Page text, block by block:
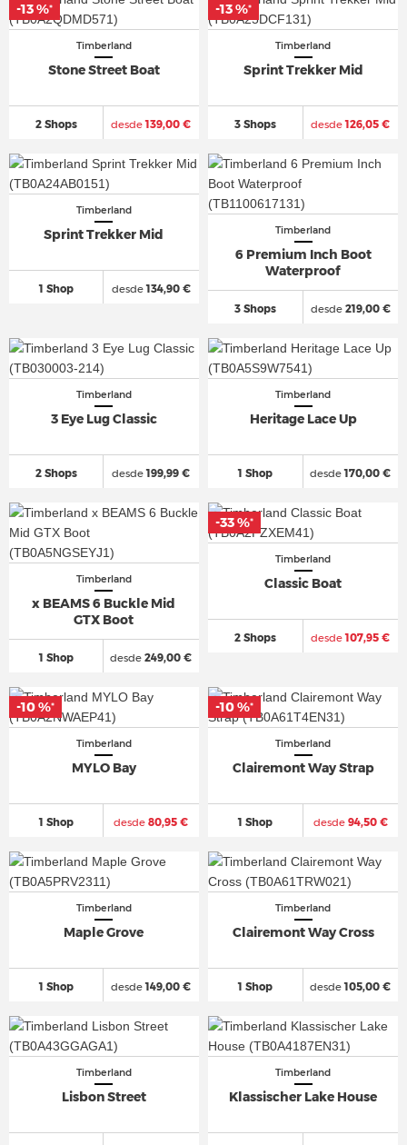
Timberland
Stone Street Boat
2 Shops desde139,00 €
-13 %*
Timberland
Sprint Trekker Mid
3 Shops desde126,05 €
-13 %*
Timberland
Sprint Trekker Mid
1 Shop desde134,90 €
Timberland
6 Premium Inch Boot
Waterproof
3 Shops desde219,00 €
Timberland
3 Eye Lug Classic
2 Shops desde199,99 €
Timberland
Heritage Lace Up
1 Shop desde170,00 €
Timberland
x BEAMS 6 Buckle Mid
GTX Boot
1 Shop desde 249,00 €
Timberland
Classic Boat
2 Shops desde107,95 €
-33 %*
Timberland
MYLO Bay
1 Shop desde 80,95 €
-10 %*
Timberland
Clairemont Way Strap
1 Shop desde94,50 €
-10 %*
Timberland
Maple Grove
1 Shop desde149,00 €
Timberland
Clairemont Way Cross
1 Shop desde105,00 €
Timberland
Lisbon Street
Timberland
Klassischer Lake House